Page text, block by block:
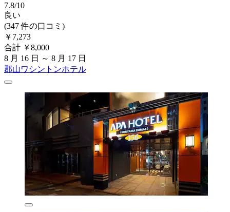
7.8/10
良い
(347 件の口コミ)
￥7,273
合計 ￥8,000
8 月 16 日 ～ 8 月 17 日
郡山ワシントンホテル